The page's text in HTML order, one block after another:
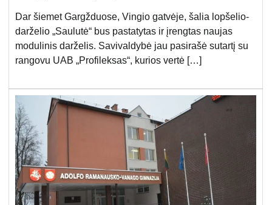
Dar šiemet Gargžduose, Vingio gatvėje, šalia lopšelio-
darželio „Saulutė“ bus pastatytas ir įrengtas naujas
modulinis darželis. Savivaldybė jau pasirašė sutartį su
rangovu UAB „Profileksas“, kurios vertė […]